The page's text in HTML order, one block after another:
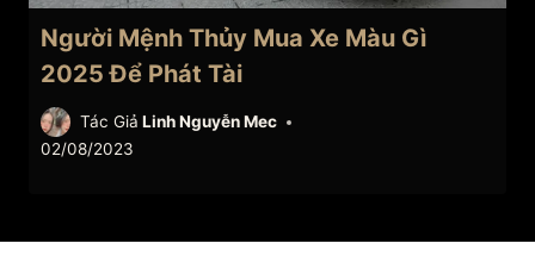
Người Mệnh Thủy Mua Xe Màu Gì
2025 Để Phát Tài
Tác Giả Linh Nguyễn Mec
02/08/2023